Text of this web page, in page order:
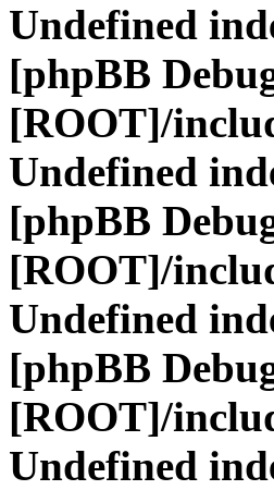
Undefined
[phpBB
[ROOT]/
Undefined
[phpBB
[ROOT]/
Undefined
[phpBB
[ROOT]/
Undefined